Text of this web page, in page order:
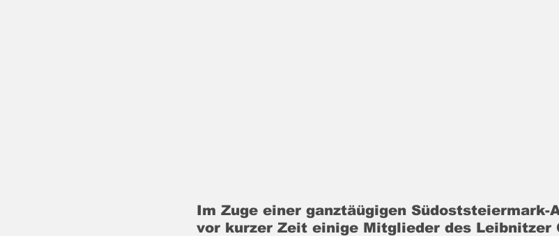
Im Zuge einer ganztäügigen Südoststeiermark-
vor kurzer Zeit einige Mitglieder des Leibnitzer